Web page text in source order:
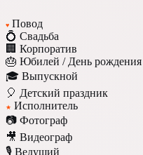
♥ Повод
💍 Свадьба
🏢 Корпоратив
🎂 Юбилей / День рождения
🎓 Выпускной
🎈 Детский праздник
★ Исполнитель
📷 Фотограф
🎥 Видеограф
🎙️ Ведущий